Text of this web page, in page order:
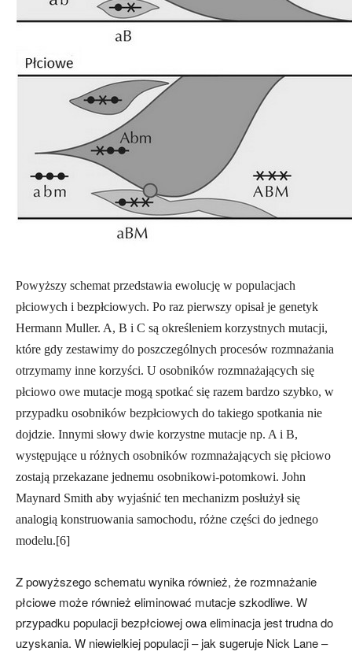
Powyższy schemat przedstawia ewolucję w populacjach
płciowych i bezpłciowych. Po raz pierwszy opisał je genetyk
Hermann Muller. A, B i C są określeniem korzystnych mutacji,
które gdy zestawimy do poszczególnych procesów rozmnażania
otrzymamy inne korzyści. U osobników rozmnażających się
płciowo owe mutacje mogą spotkać się razem bardzo szybko, w
przypadku osobników bezpłciowych do takiego spotkania nie
dojdzie. Innymi słowy dwie korzystne mutacje np. A i B,
występujące u różnych osobników rozmnażających się płciowo
zostają przekazane jednemu osobnikowi-potomkowi. John
Maynard Smith aby wyjaśnić ten mechanizm posłużył się
analogią konstruowania samochodu, różne części do jednego
modelu.[6]
Z powyższego schematu wynika również, że rozmnażanie
płciowe może również eliminować mutacje szkodliwe. W
przypadku populacji bezpłciowej owa eliminacja jest trudna do
uzyskania. W niewielkiej populacji – jak sugeruje Nick Lane –